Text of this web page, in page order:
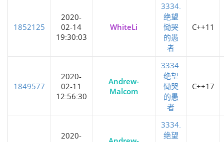
1852125
2020-
02-14
19:30:03
WhiteLi
3334.
绝望
恸哭
的愚
者
C++11
1849577
2020-
02-11
12:56:30
Andrew-
Malcom
3334.
绝望
恸哭
的愚
者
C++17
2020-
3334.
绝望